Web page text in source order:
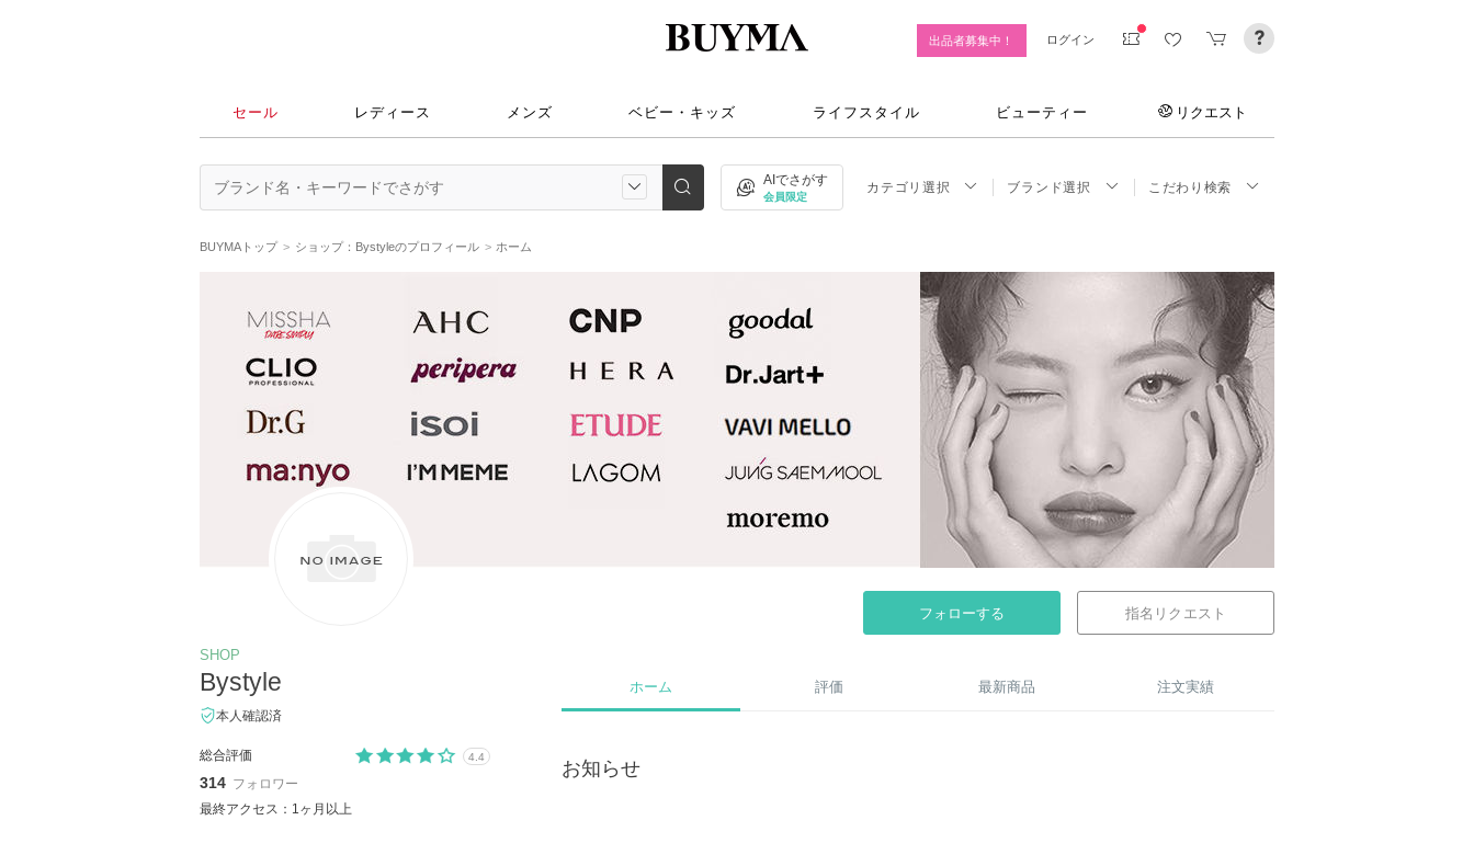
出品者募集中！ ログイン
セール レディース メンズ ベビー・キッズ ライフスタイル ビューティー リクエスト
AIでさがす
会員限定
カテゴリ選択 ブランド選択 こだわり検索
BUYMAトップ ショップ：Bystyleのプロフィール ホーム
フォローする 指名リクエスト
SHOP
Bystyle
本人確認済
総合評価 4.4
314 フォロワー
最終アクセス：1ヶ月以上
ホーム 評価 最新商品 注文実績
お知らせ